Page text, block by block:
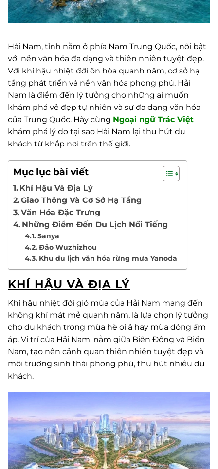
Hải Nam, tỉnh nằm ở phía Nam Trung Quốc, nổi bật
với nền văn hóa đa dạng và thiên nhiên tuyệt đẹp.
Với khí hậu nhiệt đới ôn hòa quanh năm, cơ sở hạ
tầng phát triển và nền văn hóa phong phú, Hải
Nam là điểm đến lý tưởng cho những ai muốn
khám phá vẻ đẹp tự nhiên và sự đa dạng văn hóa
của Trung Quốc. Hãy cùng Ngoại ngữ Trác Việt
khám phá lý do tại sao Hải Nam lại thu hút du
khách từ khắp nơi trên thế giới.
Mục lục bài viết
Khí Hậu Và Địa Lý
Giao Thông Và Cơ Sở Hạ Tầng
Văn Hóa Đặc Trưng
Những Điểm Đến Du Lịch Nổi Tiếng
Sanya
Đảo Wuzhizhou
Khu du lịch văn hóa rừng mưa Yanoda
KHÍ HẬU VÀ ĐỊA LÝ
Khí hậu nhiệt đới gió mùa của Hải Nam mang đến
không khí mát mẻ quanh năm, là lựa chọn lý tưởng
cho du khách trong mùa hè oi ả hay mùa đông ấm
áp. Vị trí của Hải Nam, nằm giữa Biển Đông và Biển
Nam, tạo nên cảnh quan thiên nhiên tuyệt đẹp và
môi trường sinh thái phong phú, thu hút nhiều du
khách.